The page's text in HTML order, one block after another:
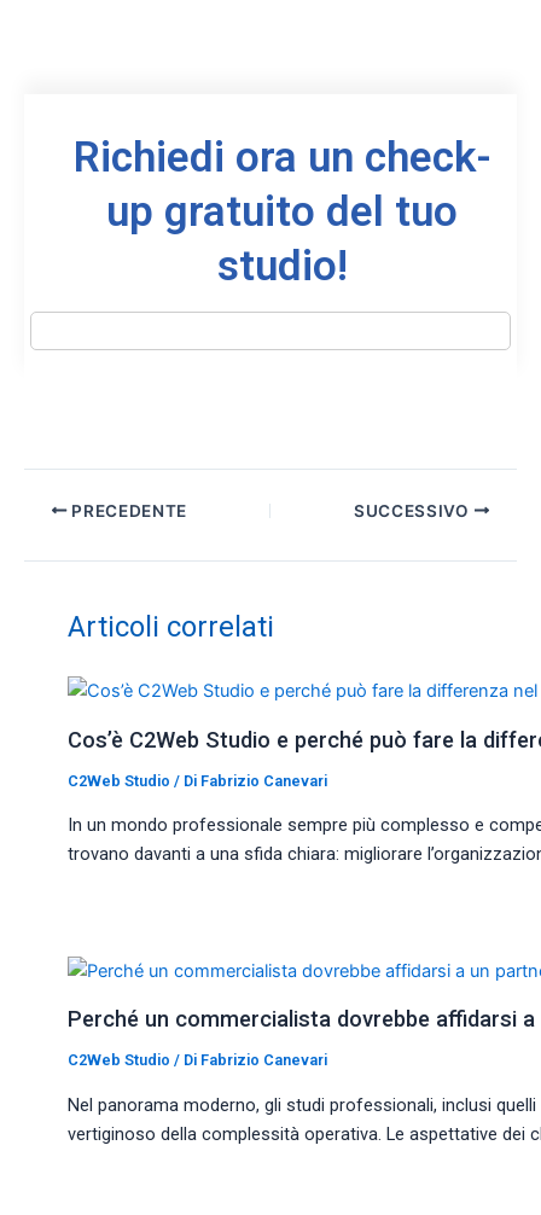
Richiedi ora un check-
up gratuito del tuo
studio!
PRECEDENTE SUCCESSIVO
Articoli correlati
Cos’è C2Web Studio e perché può fare la
C2Web Studio / Di Fabrizio Canevari
In un mondo professionale sempre più complesso e
trovano davanti a una sfida chiara: migliorare
Perché un commercialista dovrebbe affidarsi
C2Web Studio / Di Fabrizio Canevari
Nel panorama moderno, gli studi professionali, inclusi
vertiginoso della complessità operativa. Le aspettative dei